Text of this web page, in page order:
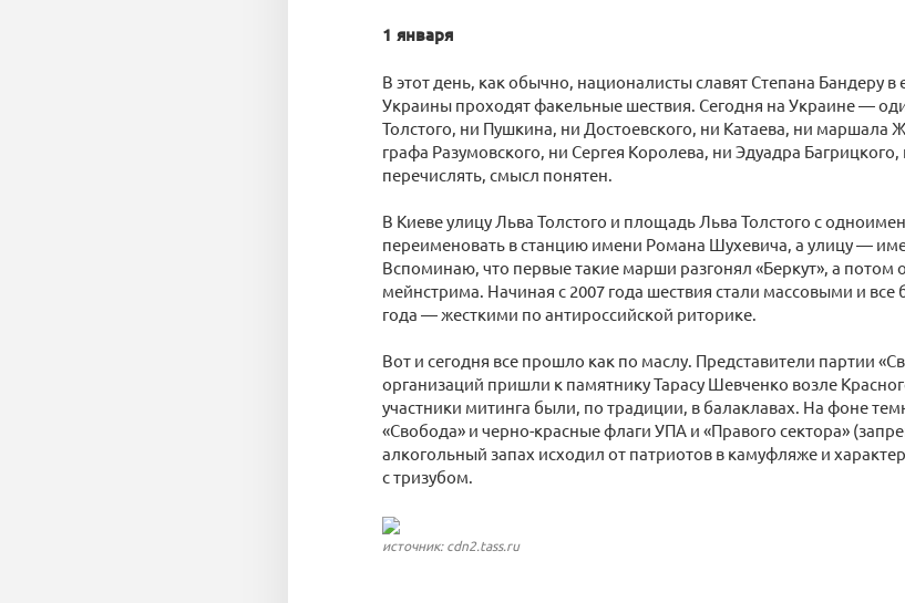
1 января
В этот день, как обычно, националисты славят Степана Бандеру
Украины проходят факельные шествия. Сегодня на Украине —
Толстого, ни Пушкина, ни Достоевского, ни Катаева, ни маршала
графа Разумовского, ни Сергея Королева, ни Эдуадра
перечислять, смысл понятен.
В Киеве улицу Льва Толстого и площадь Льва Толстого с
переименовать в станцию имени Романа Шухевича, а улицу —
Вспоминаю, что первые такие марши разгонял «Беркут», а потом
мейнстрима. Начиная с 2007 года шествия стали массовыми и
года — жесткими по антироссийской риторике.
Вот и сегодня все прошло как по маслу. Представители партии
организаций пришли к памятнику Тарасу Шевченко возле
участники митинга были, по традиции, в балаклавах. На фоне
«Свобода» и черно-красные флаги УПА и «Правого сектора»
алкогольный запах исходил от патриотов в камуфляже и
с тризубом.
источник: cdn2.tass.ru